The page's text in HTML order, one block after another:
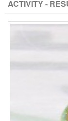
ACTIVITY -